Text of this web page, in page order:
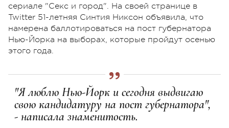
сериале "Секс и город". На своей странице в
Twitter 51-летняя Синтия Никсон объявила, что
намерена баллотироваться на пост губернатора
Нью-Йорка на выборах, которые пройдут осенью
этого года.
"Я люблю Нью-Йорк и сегодня выдвигаю
свою кандидатуру на пост губернатора",
- написала знаменитость.